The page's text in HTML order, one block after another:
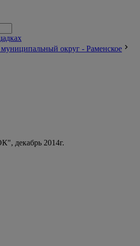
округ - Раменское
декабрь 2014г.